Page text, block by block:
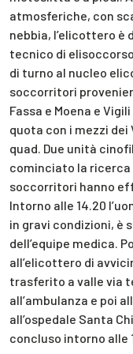
atmosferiche, con
nebbia, l’elicottero è
tecnico di
di turno al nucleo
soccorritori
Fassa e Moena e
quota con i mezzi
quad. Due unità
cominciato la ricerca
soccorritori hanno
Intorno alle 14.20
in gravi condizioni, è
dell’equipe medica.
all’elicottero di
trasferito a valle via
all’ambulanza e poi
all’ospedale Santa
concluso intorno alle